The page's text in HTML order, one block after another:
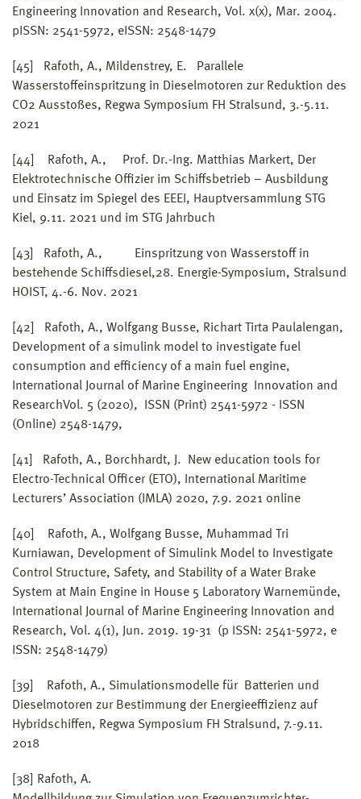
Engineering Innovation and Research, Vol. x(x), Mar. 2004.
pISSN: 2541-5972, eISSN: 2548-1479
[45] Rafoth, A., Mildenstrey, E. Parallele
Wasserstoffeinspritzung in Dieselmotoren zur Reduktion des
CO2 Ausstoßes, Regwa Symposium FH Stralsund, 3.-5.11.
2021
[44] Rafoth, A., Prof. Dr.-Ing. Matthias Markert, Der
Elektrotechnische Offizier im Schiffsbetrieb – Ausbildung
und Einsatz im Spiegel des EEEI, Hauptversammlung STG
Kiel, 9.11. 2021 und im STG Jahrbuch
[43] Rafoth, A., Einspritzung von Wasserstoff in
bestehende Schiffsdiesel,28. Energie-Symposium, Stralsund
HOIST, 4.-6. Nov. 2021
[42] Rafoth, A., Wolfgang Busse, Richart Tirta Paulalengan,
Development of a simulink model to investigate fuel
consumption and efficiency of a main fuel engine,
International Journal of Marine Engineering Innovation and
ResearchVol. 5 (2020), ISSN (Print) 2541-5972 - ISSN
(Online) 2548-1479,
[41] Rafoth, A., Borchhardt, J. New education tools for
Electro-Technical Officer (ETO), International Maritime
Lecturers’ Association (IMLA) 2020, 7.9. 2021 online
[40] Rafoth, A., Wolfgang Busse, Muhammad Tri
Kurniawan, Development of Simulink Model to Investigate
Control Structure, Safety, and Stability of a Water Brake
System at Main Engine in House 5 Laboratory Warnemünde,
International Journal of Marine Engineering Innovation and
Research, Vol. 4(1), Jun. 2019. 19-31 (p ISSN: 2541-5972, e
ISSN: 2548-1479)
[39] Rafoth, A., Simulationsmodelle für Batterien und
Dieselmotoren zur Bestimmung der Energieeffizienz auf
Hybridschiffen, Regwa Symposium FH Stralsund, 7.-9.11.
2018
[38] Rafoth, A.